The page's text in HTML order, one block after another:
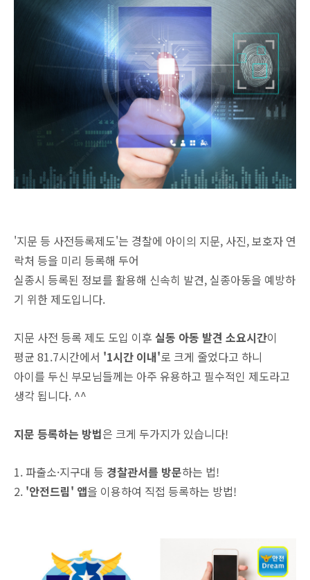
'지문 등 사전등록제도'는 경찰에 아이의 지문, 사진, 보호자 연
락처 등을 미리 등록해 두어
실종시 등록된 정보를 활용해 신속히 발견, 실종아동을 예방하
기 위한 제도입니다.
지문 사전 등록 제도 도입 이후 실동 아동 발견 소요시간이
평균 81.7시간에서 '1시간 이내'로 크게 줄었다고 하니
아이를 두신 부모님들께는 아주 유용하고 필수적인 제도라고
생각 됩니다. ^^
지문 등록하는 방법은 크게 두가지가 있습니다!
1. 파출소·지구대 등 경찰관서를 방문하는 법!
2. '안전드림' 앱을 이용하여 직접 등록하는 방법!